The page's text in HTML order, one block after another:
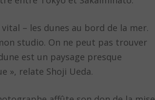
– les dunes au bord de la mer.
studio. On ne peut pas trouver
est un paysage presque
», relate Shoji Ueda.